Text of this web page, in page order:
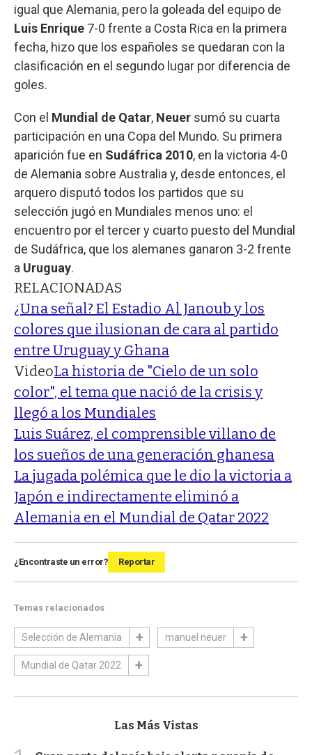
igual que Alemania, pero la goleada del equipo de
Luis Enrique 7-0 frente a Costa Rica en la primera
fecha, hizo que los españoles se quedaran con la
clasificación en el segundo lugar por diferencia de
goles.
Con el Mundial de Qatar, Neuer sumó su cuarta
participación en una Copa del Mundo. Su primera
aparición fue en Sudáfrica 2010, en la victoria 4-0
de Alemania sobre Australia y, desde entonces, el
arquero disputó todos los partidos que su
selección jugó en Mundiales menos uno: el
encuentro por el tercer y cuarto puesto del Mundial
de Sudáfrica, que los alemanes ganaron 3-2 frente
a Uruguay.
RELACIONADAS
¿Una señal? El Estadio Al Janoub y los
colores que ilusionan de cara al partido
entre Uruguay y Ghana
VideoLa historia de "Cielo de un solo
color", el tema que nació de la crisis y
llegó a los Mundiales
Luis Suárez, el comprensible villano de
los sueños de una generación ghanesa
La jugada polémica que le dio la victoria a
Japón e indirectamente eliminó a
Alemania en el Mundial de Qatar 2022
¿Encontraste un error? Reportar
Temas relacionados
Selección de Alemania manuel neuer
Mundial de Qatar 2022
Las Más Vistas